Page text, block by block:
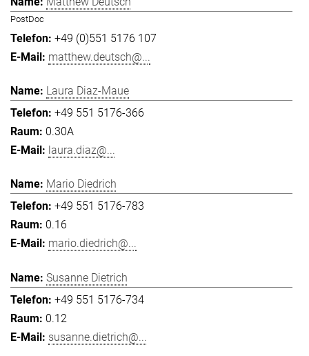
PostDoc
+49 (0)551 5176 107
matthew.deutsch@...
Laura Diaz-Maue
+49 551 5176-366
0.30A
laura.diaz@...
Mario Diedrich
+49 551 5176-783
0.16
mario.diedrich@...
Susanne Dietrich
+49 551 5176-734
0.12
susanne.dietrich@...